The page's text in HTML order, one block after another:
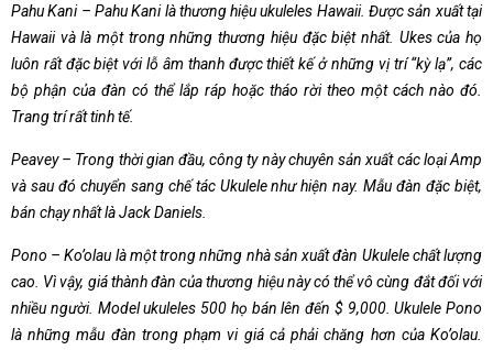
Pahu Kani – Pahu Kani là thương hiệu ukuleles Hawaii. Được sản xuất tại
Hawaii và là một trong những thương hiệu đặc biệt nhất. Ukes của họ
luôn rất đặc biệt với lỗ âm thanh được thiết kế ở những vị trí “kỳ lạ”, các
bộ phận của đàn có thể lắp ráp hoặc tháo rời theo một cách nào đó.
Trang trí rất tinh tế.
Peavey – Trong thời gian đầu, công ty này chuyên sản xuất các loại Amp
và sau đó chuyển sang chế tác Ukulele như hiện nay. Mẫu đàn đặc biệt,
bán chạy nhất là Jack Daniels.
Pono – Ko’olau là một trong những nhà sản xuất đàn Ukulele chất lượng
cao. Vì vậy, giá thành đàn của thương hiệu này có thể vô cùng đắt đối với
nhiều người. Model ukuleles 500 họ bán lên đến $ 9,000. Ukulele Pono
là những mẫu đàn trong phạm vi giá cả phải chăng hơn của Ko’olau.